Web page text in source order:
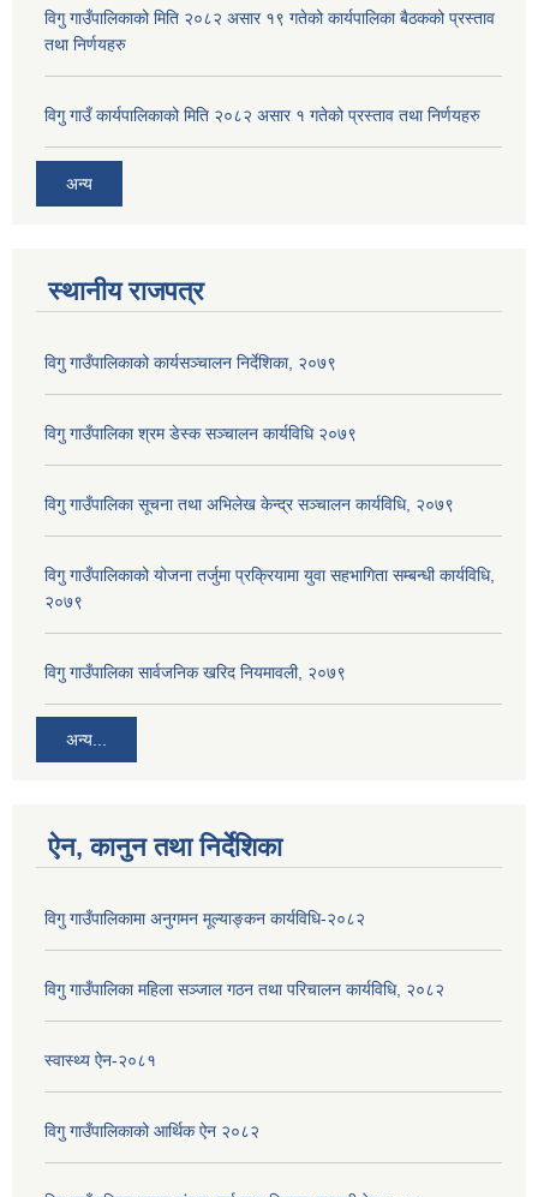
विगु गाउँपालिकाको मिति २०८२ असार १९ गतेको कार्यपालिका बैठकको प्रस्ताव
तथा निर्णयहरु
विगु गाउँ कार्यपालिकाको मिति २०८२ असार १ गतेको प्रस्ताव तथा निर्णयहरु
अन्य
स्थानीय राजपत्र
विगु गाउँपालिकाको कार्यसञ्‍चालन निर्देशिका, २०७९
विगु गाउँपालिका श्रम डेस्क सञ्चालन कार्यविधि २०७९
विगु गाउँपालिका सूचना तथा अभिलेख केन्द्र सञ्चालन कार्यविधि, २०७९
विगु गाउँपालिकाको योजना तर्जुमा प्रक्रियामा युवा सहभागिता सम्बन्धी कार्यविधि,
२०७९
विगु गाउँपालिका सार्वजनिक खरिद नियमावली, २०७९
अन्य...
ऐन, कानुन तथा निर्देशिका
विगु गाउँपालिकामा अनुगमन मूल्याङ्कन कार्यविधि-२०८२
विगु गाउँपालिका महिला सञ्जाल गठन तथा परिचालन कार्यविधि, २०८२
स्वास्थ्य ऐन-२०८१
विगु गाउँपालिकाको आर्थिक ऐन २०८२